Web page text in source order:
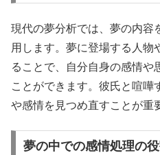
現代の夢分析では、夢の内容
用します。夢に登場する人物
ることで、自分自身の感情や
ことができます。彼氏と喧嘩
や感情を見つめ直すことが重
夢の中での感情処理の役